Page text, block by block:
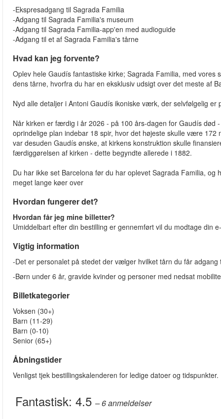
-Ekspresadgang til Sagrada Familia
-Adgang til Sagrada Familia's museum
-Adgang til Sagrada Familia-app'en med audioguide
-Adgang til et af Sagrada Familia's tårne
Hvad kan jeg forvente?
Oplev hele Gaudís fantastiske kirke; Sagrada Familia, med
dens tårne, hvorfra du har en eksklusiv udsigt over det meste af
Nyd alle detaljer i Antoni Gaudís ikoniske værk, der selvfølgelig er
Når kirken er færdig i år 2026 - på 100 års-dagen for Gaudís
oprindelige plan indebar 18 spir, hvor det højeste skulle være
var desuden Gaudís ønske, at kirkens konstruktion skulle
færdiggørelsen af kirken - dette begyndte allerede i 1882.
Du har ikke set Barcelona før du har oplevet Sagrada Familia,
meget lange køer over
Hvordan fungerer det?
Hvordan får jeg mine billetter?
Umiddelbart efter din bestilling er gennemført vil du modtage din
Vigtig information
-Det er personalet på stedet der vælger hvilket tårn du får
-Børn under 6 år, gravide kvinder og personer med nedsat
Billetkategorier
Voksen (30+)
Barn (11-29)
Barn (0-10)
Senior (65+)
Åbningstider
Venligst tjek bestillingskalenderen for ledige datoer og tidspunkter.
Fantastisk: 4.5 – 6anmeldelser